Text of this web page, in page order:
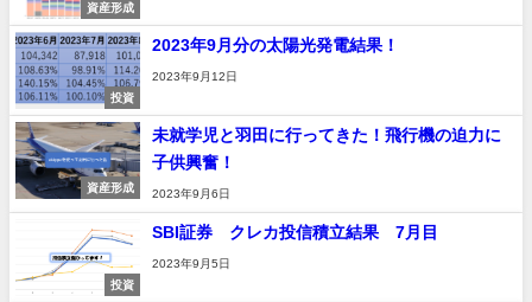
資産形成
投資
2023年9月分の太陽光発電結果！
2023年9月12日
資産形成
未就学児と羽田に行ってきた！飛行機の迫力に
子供興奮！
2023年9月6日
投資
SBI証券 クレカ投信積立結果 7月目
2023年9月5日